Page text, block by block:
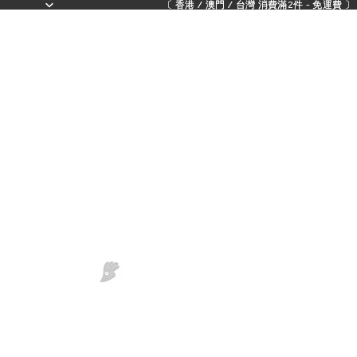
〔 香港 / 澳門 / 台灣 消費滿2件 - 免運費
〔 香港 / 澳門 / 台灣 消費滿2件 - 免運費